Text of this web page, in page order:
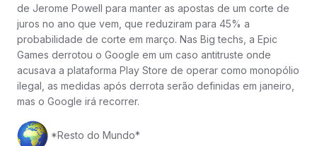
de Jerome Powell para manter as apostas de um corte de
juros no ano que vem, que reduziram para 45% a
probabilidade de corte em março. Nas Big techs, a Epic
Games derrotou o Google em um caso antitruste onde
acusava a plataforma Play Store de operar como monopólio
ilegal, as medidas após derrota serão definidas em janeiro,
mas o Google irá recorrer.
*Resto do Mundo*